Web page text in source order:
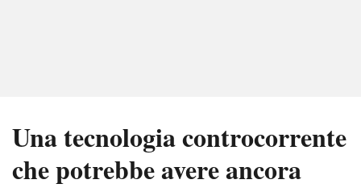
Una tecnologia controcorrente
che potrebbe avere ancora